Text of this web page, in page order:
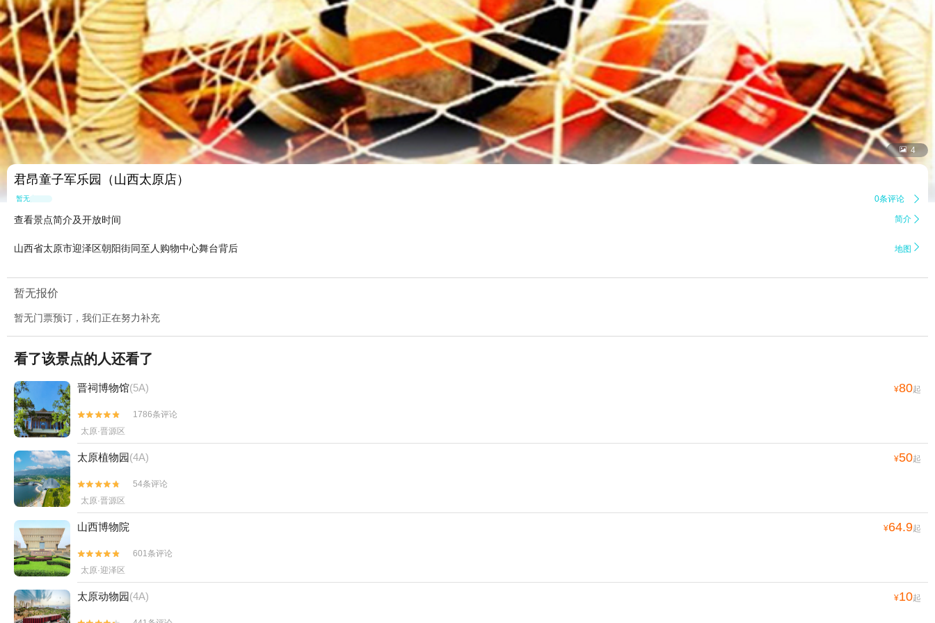
 4
君昂童子军乐园（山西太原店）
暂无点评 0条评论 
查看景点简介及开放时间 简介 
山西省太原市迎泽区朝阳街同至人购物中心舞台背后 地图 
暂无报价
暂无门票预订，我们正在努力补充
看了该景点的人还看了
晋祠博物馆(5A) ¥80起


1786条评论
太原·晋源区
太原植物园(4A) ¥50起


54条评论
太原·晋源区
山西博物院 ¥64.9起


601条评论
太原·迎泽区
太原动物园(4A) ¥10起